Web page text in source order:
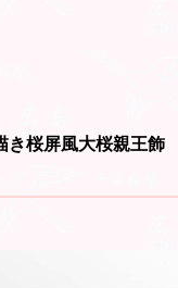
き桜屏風大桜親王飾